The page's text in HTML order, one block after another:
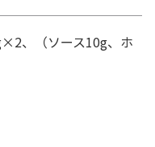
、（ソース10g、ホ